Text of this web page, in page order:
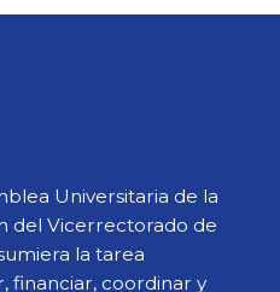
Universitaria de la
del Vicerrectorado de
la tarea
financiar, coordinar y